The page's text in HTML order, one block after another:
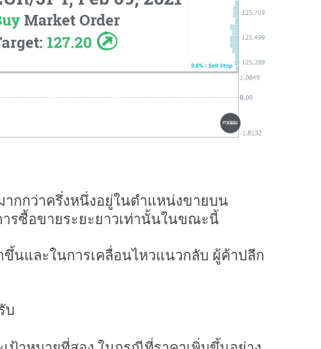
ากกว่าครึ่งหนึ่งอยู่ในตำแหน่งขายบน
ารซื้อขายระยะยาวเท่านั้นในขณะนี้
นและในการเคลื่อนไหวแนวกลับ ผู้ค้าปลีก
บ